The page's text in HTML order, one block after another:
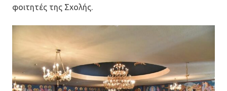
φοιτητές της Σχολής.